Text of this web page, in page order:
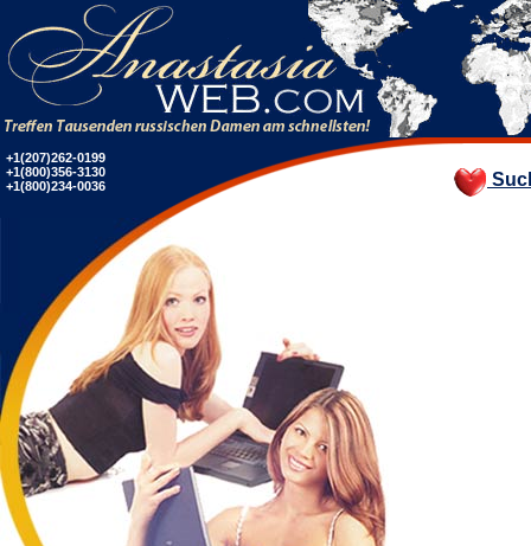
+1(207)262-0199
+1(800)356-3130
+1(800)234-0036